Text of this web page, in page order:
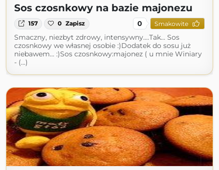
Sos czosnkowy na bazie majonezu
157 0 Zapisz 0 Smakowite
Smaczny, niezbyt zdrowy, intensywny....Tak... Sos
czosnkowy we własnej osobie :)Dodatek do sosu już
niebawem... :)Sos czosnkowy:majonez ( u mnie Winiary
- (...)